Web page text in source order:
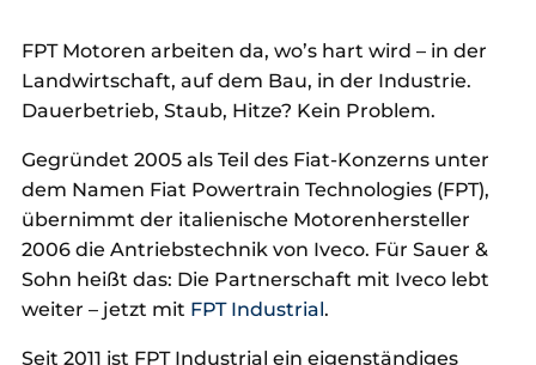
FPT Motoren arbeiten da, wo’s hart wird – in der
Landwirtschaft, auf dem Bau, in der Industrie.
Dauerbetrieb, Staub, Hitze? Kein Problem.
Gegründet 2005 als Teil des Fiat-Konzerns unter
dem Namen Fiat Powertrain Technologies (FPT),
übernimmt der italienische Motorenhersteller
2006 die Antriebstechnik von Iveco. Für Sauer &
Sohn heißt das: Die Partnerschaft mit Iveco lebt
weiter – jetzt mit FPT Industrial.
Seit 2011 ist FPT Industrial ein eigenständiges